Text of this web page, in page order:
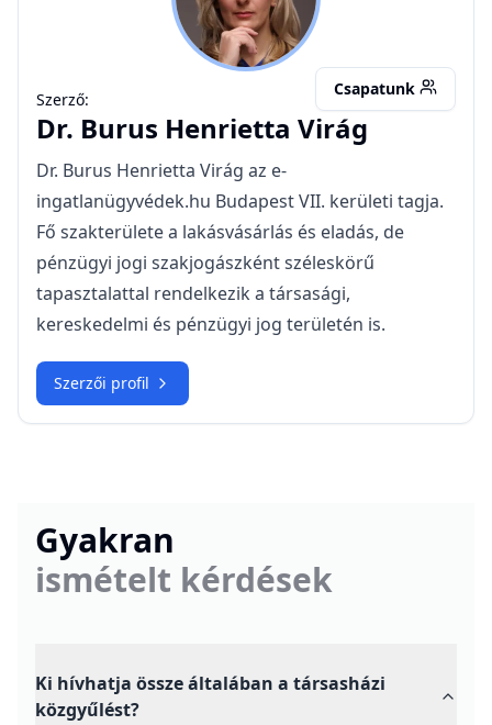
Szerző:
Csapatunk
Dr. Burus Henrietta Virág
Dr. Burus Henrietta Virág az e-
ingatlanügyvédek.hu Budapest VII. kerületi tagja.
Fő szakterülete a lakásvásárlás és eladás, de
pénzügyi jogi szakjogászként széleskörű
tapasztalattal rendelkezik a társasági,
kereskedelmi és pénzügyi jog területén is.
Szerzői profil
Gyakran
ismételt kérdések
Ki hívhatja össze általában a társasházi
közgyűlést?